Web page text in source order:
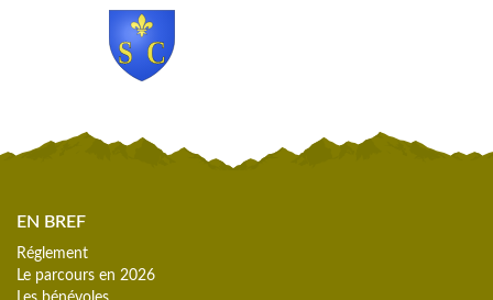
EN BREF
Réglement
Le parcours en 2026